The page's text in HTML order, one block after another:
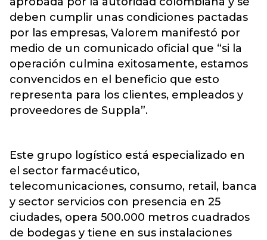
deben cumplir unas condiciones pactadas
por las empresas, Valorem manifestó por
medio de un comunicado oficial que “si la
operación culmina exitosamente, estamos
convencidos en el beneficio que esto
representa para los clientes, empleados y
proveedores de Suppla”.
Este grupo logístico está especializado en
el sector farmacéutico,
telecomunicaciones, consumo, retail, banca
y sector servicios con presencia en 25
ciudades, opera 500.000 metros cuadrados
de bodegas y tiene en sus instalaciones